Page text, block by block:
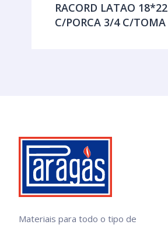
RACORD LATAO 18*22
C/PORCA 3/4 C/TOMA
Materiais para todo o tipo de